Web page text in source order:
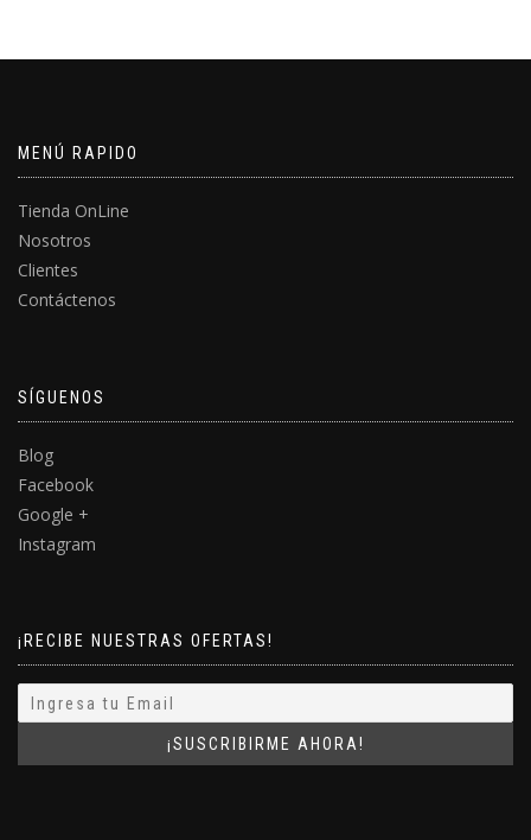
MENÚ RAPIDO
Tienda OnLine
Nosotros
Clientes
Contáctenos
SÍGUENOS
Blog
Facebook
Google +
Instagram
¡RECIBE NUESTRAS OFERTAS!